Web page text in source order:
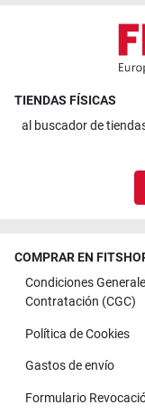
TIENDAS FÍSICAS
al buscador de
COMPRAR EN
Condiciones
Contratación (CGC)
Política de Cookies
Gastos de envío
Formulario